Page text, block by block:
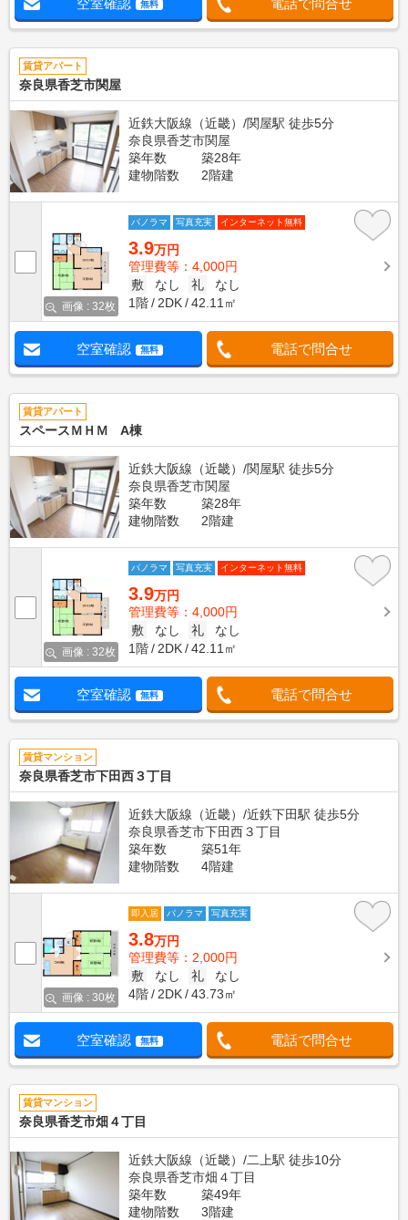
空室確認 無料 電話で問合せ
賃貸アパート
奈良県香芝市関屋
近鉄大阪線（近畿）/関屋駅 徒歩5分
奈良県香芝市関屋
築年数
築28年
建物階数
2階建
画像 : 32枚
パノラマ 写真充実 インターネット無料
3.9万円
管理費等：4,000円
敷
なし 礼
なし
1階
2DK 42.11㎡
空室確認 無料 電話で問合せ
賃貸アパート
スペースＭＨＭ A棟
近鉄大阪線（近畿）/関屋駅 徒歩5分
奈良県香芝市関屋
築年数
築28年
建物階数
2階建
画像 : 32枚
パノラマ 写真充実 インターネット無料
3.9万円
管理費等：4,000円
敷
なし 礼
なし
1階
2DK 42.11㎡
空室確認 無料 電話で問合せ
賃貸マンション
奈良県香芝市下田西３丁目
近鉄大阪線（近畿）/近鉄下田駅 徒歩5分
奈良県香芝市下田西３丁目
築年数
築51年
建物階数
4階建
画像 : 30枚
即入居 パノラマ 写真充実
3.8万円
管理費等：2,000円
敷
なし 礼
なし
4階
2DK 43.73㎡
空室確認 無料 電話で問合せ
賃貸マンション
奈良県香芝市畑４丁目
近鉄大阪線（近畿）/二上駅 徒歩10分
奈良県香芝市畑４丁目
築年数
築49年
建物階数
3階建